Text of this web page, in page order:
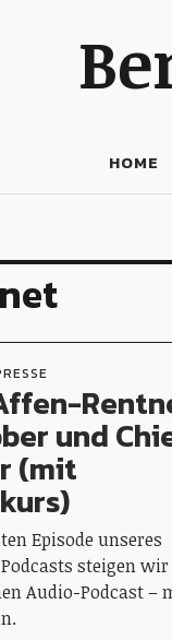
HOME
und
(mit
Episode unseres
steigen wir
Audio-Podcast –